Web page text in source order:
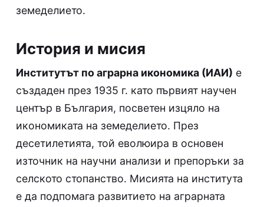
земеделието.
История и мисия
Институтът по аграрна икономика (ИАИ) е
създаден през 1935 г. като първият научен
център в България, посветен изцяло на
икономиката на земеделието. През
десетилетията, той еволюира в основен
източник на научни анализи и препоръки за
селското стопанство. Мисията на института
е да подпомага развитието на аграрната